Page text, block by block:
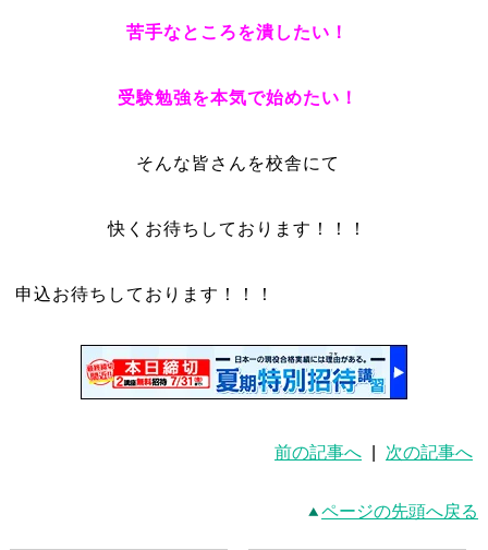
苦手なところを潰したい！
受験勉強を本気で始めたい！
そんな皆さんを校舎にて
快くお待ちしております！！！
申込お待ちしております！！！
前の記事へ 次の記事へ
ページの先頭へ戻る